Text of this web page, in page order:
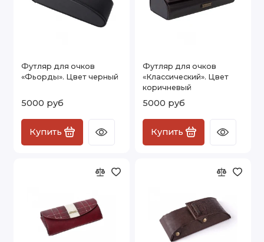
Футляр для очков
«Фьорды». Цвет черный
5000 руб
Купить
Футляр для очков
«Классический». Цвет
коричневый
5000 руб
Купить